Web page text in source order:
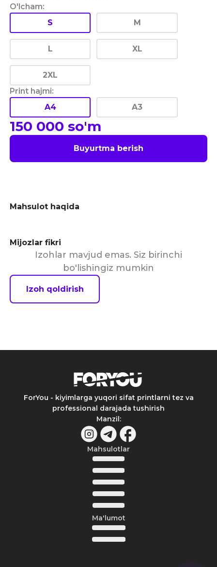
O'lcham:
S
M
L XL
2XL
Print hajmi:
A4
A3
150 000 so'm
Buyurtma berish
Mahsulot haqida
Mijozlar fikri
Izohlar mavjud emas. Siz birinchi
bo'lishingiz mumkin
Izoh qoldirish
ForYou - kiyimlarga yuqori sifat printlarni tez va
professional darajada tushirish
Manzil:
Mahsulotlar
Ma'lumot